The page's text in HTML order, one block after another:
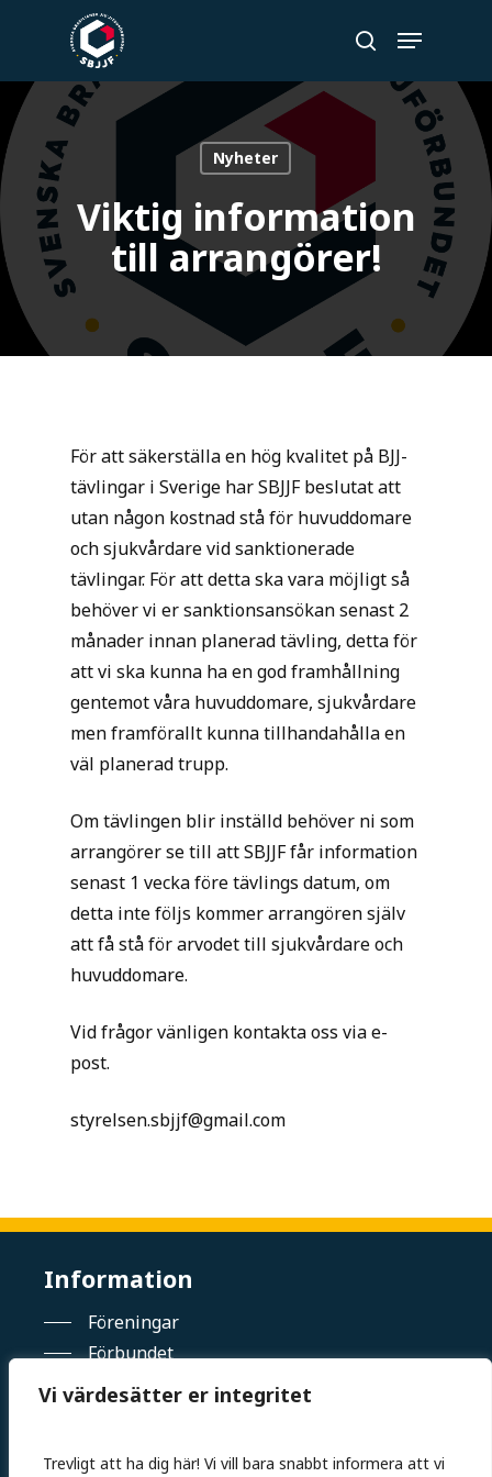
Vi värdesätter er integritet
Trevligt att ha dig här! Vi vill bara snabbt informera att vi
main
content
search
Menu
Nyheter
Viktig information
till arrangörer!
För att säkerställa en hög kvalitet på BJJ-
tävlingar i Sverige har SBJJF beslutat att
utan någon kostnad stå för huvuddomare
och sjukvårdare vid sanktionerade
tävlingar. För att detta ska vara möjligt så
behöver vi er sanktionsansökan senast 2
månader innan planerad tävling, detta för
att vi ska kunna ha en god framhållning
gentemot våra huvuddomare, sjukvårdare
men framförallt kunna tillhandahålla en
väl planerad trupp.
Om tävlingen blir inställd behöver ni som
arrangörer se till att SBJJF får information
senast 1 vecka före tävlings datum, om
detta inte följs kommer arrangören själv
att få stå för arvodet till sjukvårdare och
huvuddomare.
Vid frågor vänligen kontakta oss via e-
post.
styrelsen.sbjjf@gmail.com
Information
Föreningar
Förbundet
Tävling
Menu